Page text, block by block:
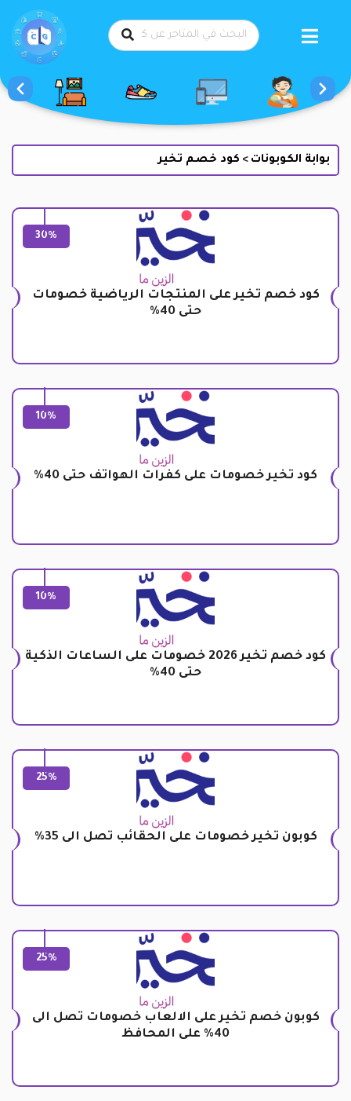
بوابة الكوبونات > كود خصم تخير
30%
كود خصم تخير على المنتجات الرياضية خصومات
حتى 40%
10%
كود تخير خصومات على كفرات الهواتف حتى 40%
10%
كود خصم تخير 2026 خصومات على الساعات الذكية
حتى 40%
25%
كوبون تخير خصومات على الحقائب تصل الى 35%
25%
كوبون خصم تخير على الالعاب خصومات تصل الى
40% على المحافظ